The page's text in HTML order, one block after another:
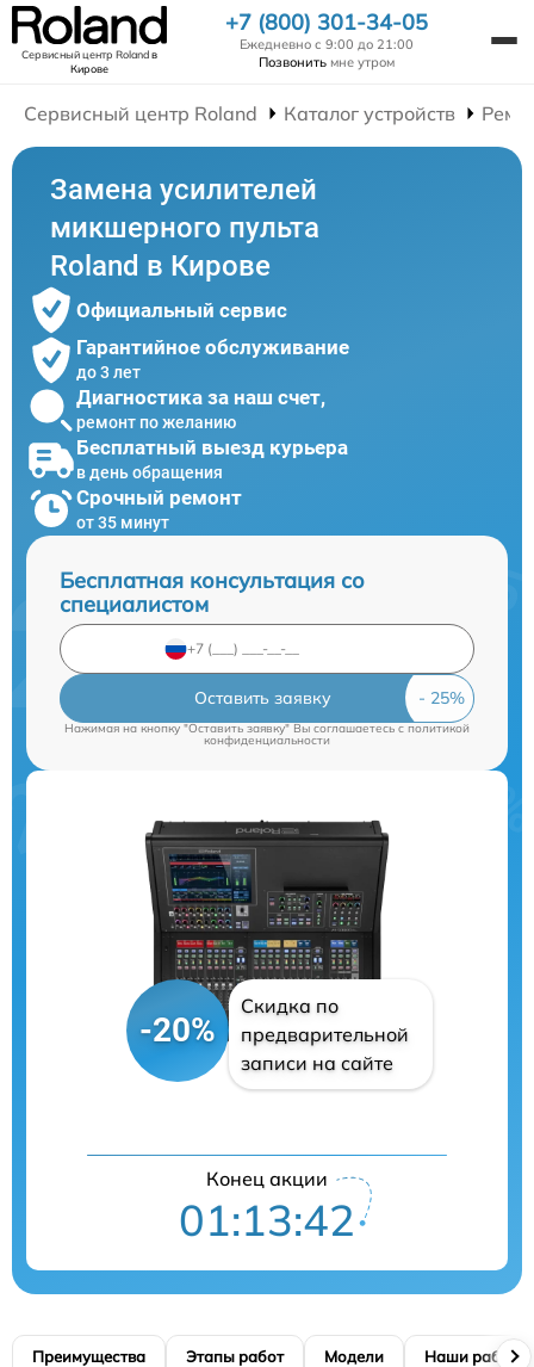
Сервисный центр Rolandв
Кирове
+7 (800) 301-34-05
Ежедневно с 9:00 до 21:00
Позвонить мне утром
Сервисный центр Roland Каталог устройств
Замена усилителей
микшерного пульта
Roland в Кирове
Официальный сервис
Гарантийное обслуживание
до 3 лет
Диагностика за наш счет,
ремонт по желанию
Бесплатный выезд курьера
в день обращения
Срочный ремонт
от 35 минут
Бесплатная консультация со
специалистом
Оставить заявку
Нажимая на кнопку "Оставить заявку" Вы соглашаетесь cполитикой
конфиденциальности
-20%
Скидка по
предварительной
записи на сайте
Конец акции
01:13:41
Преимущества Этапы работ Модели Наши работы